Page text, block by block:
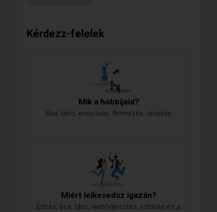
Kérdezz-felelek
Mik a hobbijaid?
Box, tánc, evés/ivás, filmnézés, olvasás
Miért lelkesedsz igazán?
Edzés, box, tánc, webfejlesztés, színház és a